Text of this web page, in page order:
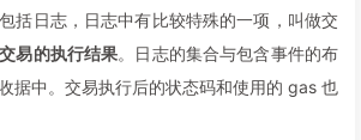
括日志，日志中有比较特殊的一项，叫做交
易的执行结果。日志的集合与包含事件的布
据中。交易执行后的状态码和使用的 gas 也